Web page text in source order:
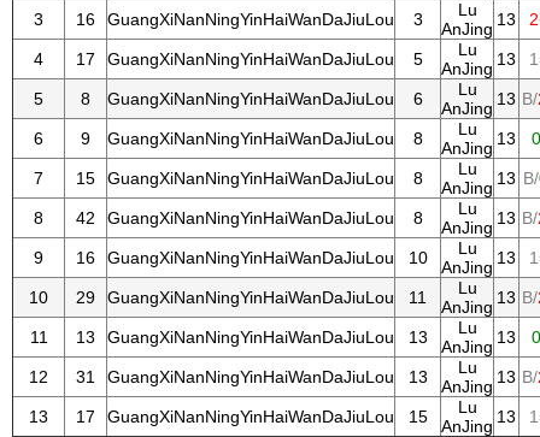
3 16 GuangXiNanNingYinHaiWanDaJiuLou 3
Lu
AnJing 13
4 17 GuangXiNanNingYinHaiWanDaJiuLou 5
Lu
AnJing 13
5 8 GuangXiNanNingYinHaiWanDaJiuLou 6
Lu
AnJing 13 B/
6 9 GuangXiNanNingYinHaiWanDaJiuLou 8
Lu
AnJing 13
7 15 GuangXiNanNingYinHaiWanDaJiuLou 8
Lu
AnJing 13 B/
8 42 GuangXiNanNingYinHaiWanDaJiuLou 8
Lu
AnJing 13 B/
9 16 GuangXiNanNingYinHaiWanDaJiuLou 10
Lu
AnJing 13
10 29 GuangXiNanNingYinHaiWanDaJiuLou 11
Lu
AnJing 13 B/
11 13 GuangXiNanNingYinHaiWanDaJiuLou 13
Lu
AnJing 13
12 31 GuangXiNanNingYinHaiWanDaJiuLou 13
Lu
AnJing 13 B/
13 17 GuangXiNanNingYinHaiWanDaJiuLou 15
Lu
AnJing 13